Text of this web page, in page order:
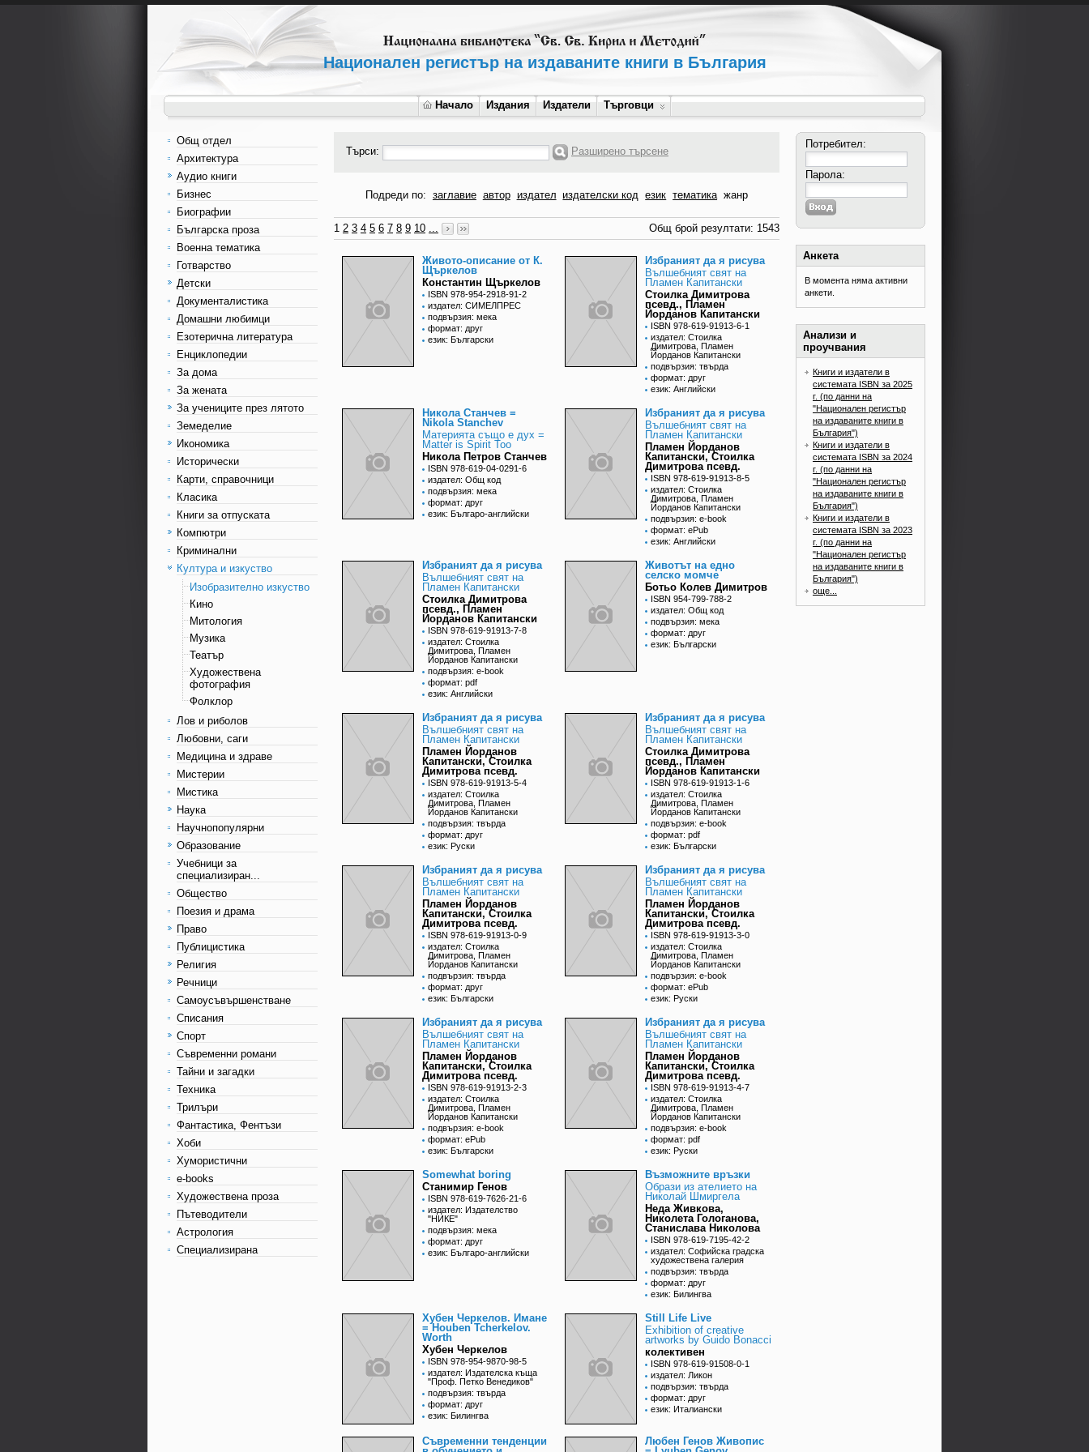
Национален регистър на издаваните книги в България
Начало Издания Издатели Търговци
Общ отдел
Архитектура
Аудио книги
Бизнес
Биографии
Българска проза
Военна тематика
Готварство
Детски
Документалистика
Домашни любимци
Езотерична литература
Енциклопедии
За дома
За жената
За учениците през лятото
Земеделие
Икономика
Исторически
Карти, справочници
Класика
Книги за отпуската
Компютри
Криминални
Култура и изкуство
Изобразително изкуство
Кино
Митология
Музика
Театър
Художествена
фотография
Фолклор
Лов и риболов
Любовни, саги
Медицина и здраве
Мистерии
Мистика
Наука
Научнопопулярни
Образование
Учебници за
специализиран...
Общество
Поезия и драма
Право
Публицистика
Религия
Речници
Самоусъвършенстване
Списания
Спорт
Съвременни романи
Тайни и загадки
Техника
Трилъри
Фантастика, Фентъзи
Хоби
Хумористични
e-books
Художествена проза
Пътеводители
Астрология
Специализирана
Търси: Разширено търсене
Подреди по: заглавие автор издател издателски код език тематика жанр
1 2 3 4 5 6 7 8 9 10 ... Общ брой резултати: 1543
Живото-описание от К.
Щъркелов
Константин Щъркелов
ISBN 978-954-2918-91-2
издател: СИМЕЛПРЕС
подвързия: мека
формат: друг
език: Български
Избраният да я рисува
Вълшебният свят на
Пламен Капитански
Стоилка Димитрова
псевд., Пламен
Йорданов Капитански
ISBN 978-619-91913-6-1
издател: Стоилка
Димитрова, Пламен
Йорданов Капитански
подвързия: твърда
формат: друг
език: Английски
Никола Станчев =
Nikola Stanchev
Материята също е дух =
Matter is Spirit Too
Никола Петров Станчев
ISBN 978-619-04-0291-6
издател: Общ код
подвързия: мека
формат: друг
език: Българо-английски
Избраният да я рисува
Вълшебният свят на
Пламен Капитански
Пламен Йорданов
Капитански, Стоилка
Димитрова псевд.
ISBN 978-619-91913-8-5
издател: Стоилка
Димитрова, Пламен
Йорданов Капитански
подвързия: e-book
формат: ePub
език: Английски
Избраният да я рисува
Вълшебният свят на
Пламен Капитански
Стоилка Димитрова
псевд., Пламен
Йорданов Капитански
ISBN 978-619-91913-7-8
издател: Стоилка
Димитрова, Пламен
Йорданов Капитански
подвързия: e-book
формат: pdf
език: Английски
Животът на едно
селско момче
Ботьо Колев Димитров
ISBN 954-799-788-2
издател: Общ код
подвързия: мека
формат: друг
език: Български
Избраният да я рисува
Вълшебният свят на
Пламен Капитански
Пламен Йорданов
Капитански, Стоилка
Димитрова псевд.
ISBN 978-619-91913-5-4
издател: Стоилка
Димитрова, Пламен
Йорданов Капитански
подвързия: твърда
формат: друг
език: Руски
Избраният да я рисува
Вълшебният свят на
Пламен Капитански
Стоилка Димитрова
псевд., Пламен
Йорданов Капитански
ISBN 978-619-91913-1-6
издател: Стоилка
Димитрова, Пламен
Йорданов Капитански
подвързия: e-book
формат: pdf
език: Български
Избраният да я рисува
Вълшебният свят на
Пламен Капитански
Пламен Йорданов
Капитански, Стоилка
Димитрова псевд.
ISBN 978-619-91913-0-9
издател: Стоилка
Димитрова, Пламен
Йорданов Капитански
подвързия: твърда
формат: друг
език: Български
Избраният да я рисува
Вълшебният свят на
Пламен Капитански
Пламен Йорданов
Капитански, Стоилка
Димитрова псевд.
ISBN 978-619-91913-3-0
издател: Стоилка
Димитрова, Пламен
Йорданов Капитански
подвързия: e-book
формат: ePub
език: Руски
Избраният да я рисува
Вълшебният свят на
Пламен Капитански
Пламен Йорданов
Капитански, Стоилка
Димитрова псевд.
ISBN 978-619-91913-2-3
издател: Стоилка
Димитрова, Пламен
Йорданов Капитански
подвързия: e-book
формат: ePub
език: Български
Избраният да я рисува
Вълшебният свят на
Пламен Капитански
Пламен Йорданов
Капитански, Стоилка
Димитрова псевд.
ISBN 978-619-91913-4-7
издател: Стоилка
Димитрова, Пламен
Йорданов Капитански
подвързия: e-book
формат: pdf
език: Руски
Somewhat boring
Станимир Генов
ISBN 978-619-7626-21-6
издател: Издателство
"НИКЕ"
подвързия: мека
формат: друг
език: Българо-английски
Възможните връзки
Образи из ателието на
Николай Шмиргела
Неда Живкова,
Николета Гологанова,
Станислава Николова
ISBN 978-619-7195-42-2
издател: Софийска градска
художествена галерия
подвързия: твърда
формат: друг
език: Билингва
Хубен Черкелов. Имане
= Houben Tcherkelov.
Worth
Хубен Черкелов
ISBN 978-954-9870-98-5
издател: Издателска къща
"Проф. Петко Венедиков"
подвързия: твърда
формат: друг
език: Билингва
Still Life Live
Exhibition of creative
artworks by Guido Bonacci
колективен
ISBN 978-619-91508-0-1
издател: Ликон
подвързия: твърда
формат: друг
език: Италиански
Съвременни тенденции
Любен Генов Живопис
Потребител:
Парола:
Анкета
В момента няма активни
анкети.
Анализи и
проучвания
Книги и издатели в
системата ISBN за 2025
г. (по данни на
"Национален регистър
на издаваните книги в
България")
Книги и издатели в
системата ISBN за 2024
г. (по данни на
"Национален регистър
на издаваните книги в
България")
Книги и издатели в
системата ISBN за 2023
г. (по данни на
"Национален регистър
на издаваните книги в
България")
още...